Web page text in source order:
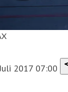
2017 07:00